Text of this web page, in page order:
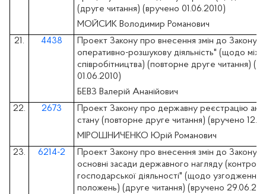
(друге читання) (вручено 01.06.2010)
МОЙСИК Володимир Романович
21.
4438
Проект Закону про внесення змін до Закону
оперативно-розшукову діяльність" (щодо
співробітництва) (повторне друге читання)
01.06.2010)
БЕВЗ Валерій Ананійович
22.
2673
Проект Закону про державну реєстрацію
стану (повторне друге читання) (вручено
МІРОШНИЧЕНКО Юрій Романович
23.
6214-2
Проект Закону про внесення змін до Закону
основні засади державного нагляду
господарської діяльності" (щодо узгодження
положень) (друге читання) (вручено